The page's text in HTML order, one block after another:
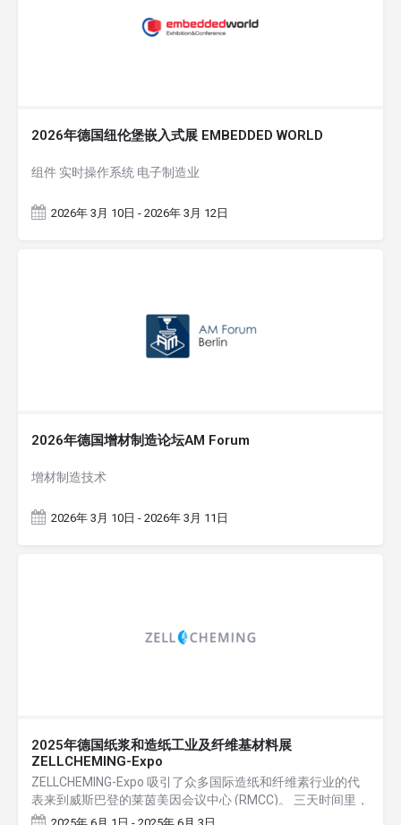
2026年德国纽伦堡嵌入式展 EMBEDDED WORLD
组件 实时操作系统 电子制造业
2026年 3月 10日 - 2026年 3月 12日
2026年德国增材制造论坛AM Forum
增材制造技术
2026年 3月 10日 - 2026年 3月 11日
2025年德国纸浆和造纸工业及纤维基材料展
ZELLCHEMING-Expo
ZELLCHEMING-Expo 吸引了众多国际造纸和纤维素行业的代
表来到威斯巴登的莱茵美因会议中心 (RMCC)。 三天时间里，
这一重大行业盛会为超过 2,647 名注册与会者和约 150…